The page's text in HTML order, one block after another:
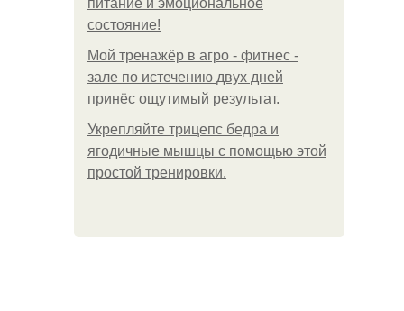
питание и эмоциональное
состояние!
Мой тренажёр в агро - фитнес -
зале по истечению двух дней
принёс ощутимый результат.
Укрепляйте трицепс бедра и
ягодичные мышцы с помощью этой
простой тренировки.